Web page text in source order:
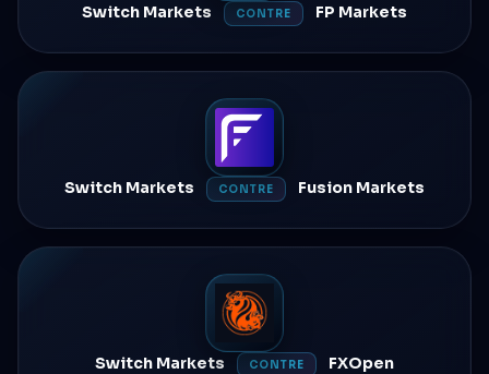
Switch Markets CONTRE FP Markets
Switch Markets CONTRE Fusion Markets
Switch Markets CONTRE FXOpen